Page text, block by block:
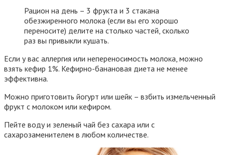
Рацион на день – 3 фрукта и 3 стакана
обезжиренного молока (если вы его хорошо
переносите) делите на столько частей, сколько
раз вы привыкли кушать.
Если у вас аллергия или непереносимость молока, можно
взять кефир 1%. Кефирно-банановая диета не менее
эффективна.
Можно приготовить йогурт или шейк – взбить измельченный
фрукт с молоком или кефиром.
Пейте воду и зеленый чай без сахара или с
сахарозаменителем в любом количестве.